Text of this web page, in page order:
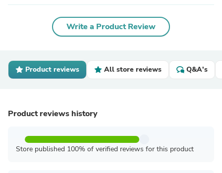
Write a Product Review
Product reviews All store reviews Q&A's
Product reviews history
Store published 100% of verified reviews for this product